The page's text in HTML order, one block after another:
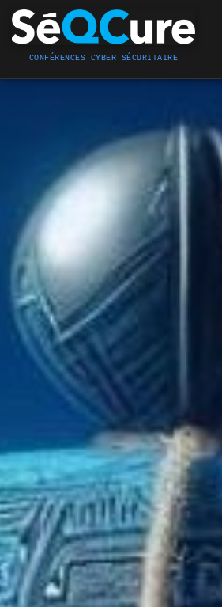
CONFÉRENCES CYBER SÉCURITAIRE